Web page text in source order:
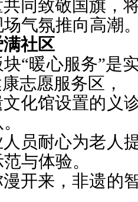
同致敬国旗，
气氛推向高潮
社区
“暖心服务”是
志愿服务区，
化馆设置的义
员耐心为老人
与体验。
开来，非遗的